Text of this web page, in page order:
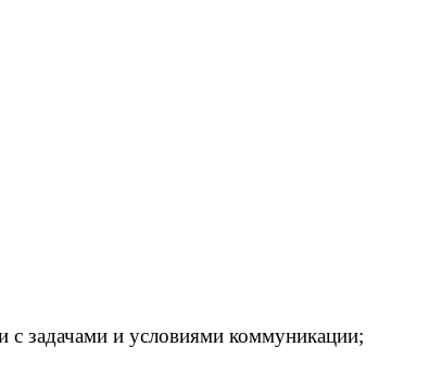
с задачами и условиями коммуникации;